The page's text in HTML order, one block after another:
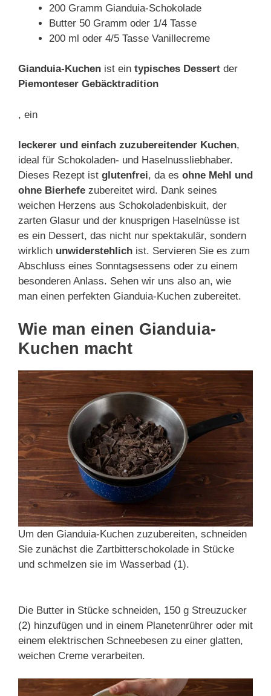
200 Gramm Gianduia-Schokolade
Butter 50 Gramm oder 1/4 Tasse
200 ml oder 4/5 Tasse Vanillecreme
Gianduia-Kuchen ist ein typisches Dessert der
Piemonteser Gebäcktradition
, ein
leckerer und einfach zuzubereitender Kuchen,
ideal für Schokoladen- und Haselnussliebhaber.
Dieses Rezept ist glutenfrei, da es ohne Mehl und
ohne Bierhefe zubereitet wird. Dank seines
weichen Herzens aus Schokoladenbiskuit, der
zarten Glasur und der knusprigen Haselnüsse ist
es ein Dessert, das nicht nur spektakulär, sondern
wirklich unwiderstehlich ist. Servieren Sie es zum
Abschluss eines Sonntagsessens oder zu einem
besonderen Anlass. Sehen wir uns also an, wie
man einen perfekten Gianduia-Kuchen zubereitet.
Wie man einen Gianduia-
Kuchen macht
Um den Gianduia-Kuchen zuzubereiten, schneiden
Sie zunächst die Zartbitterschokolade in Stücke
und schmelzen sie im Wasserbad (1).
Die Butter in Stücke schneiden, 150 g Streuzucker
(2) hinzufügen und in einem Planetenrührer oder mit
einem elektrischen Schneebesen zu einer glatten,
weichen Creme verarbeiten.